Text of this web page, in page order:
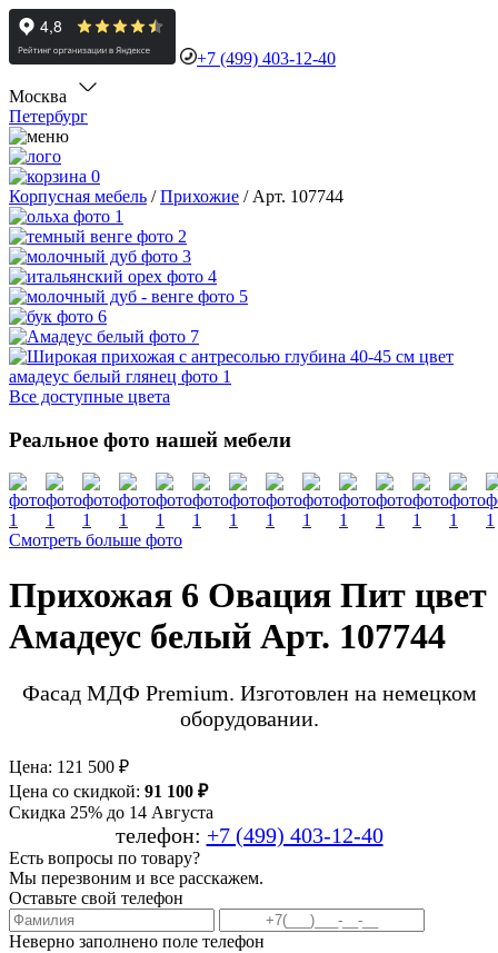
+7 (499) 403-12-40
Москва
Петербург
0
Корпусная мебель /Прихожие / Арт. 107744
Все доступные цвета
Реальное фото нашей мебели
Смотреть больше фото
Прихожая 6 Овация Пит цвет
Амадеус белый Арт. 107744
Фасад МДФ Premium. Изготовлен на немецком
оборудовании.
Цена: 121 500 ₽
Цена со скидкой: 91 100 ₽
Скидка 25% до 14 Августа
телефон: +7 (499) 403-12-40
Есть вопросы по товару?
Мы перезвоним и все расскажем.
Оставьте свой телефон
Неверно заполнено поле телефон